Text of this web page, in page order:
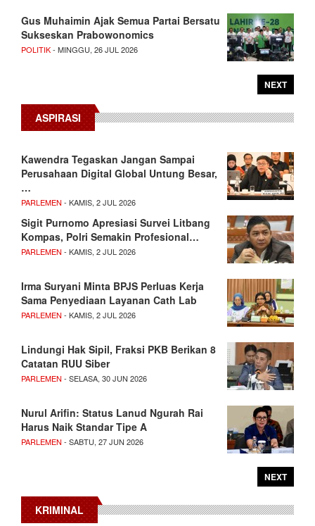
Gus Muhaimin Ajak Semua Partai Bersatu
Sukseskan Prabowonomics
POLITIK- MINGGU, 26 JUL 2026
NEXT
ASPIRASI
Kawendra Tegaskan Jangan Sampai
Perusahaan Digital Global Untung Besar,
…
PARLEMEN - KAMIS, 2 JUL 2026
Sigit Purnomo Apresiasi Survei Litbang
Kompas, Polri Semakin Profesional…
PARLEMEN - KAMIS, 2 JUL 2026
Irma Suryani Minta BPJS Perluas Kerja
Sama Penyediaan Layanan Cath Lab
PARLEMEN - KAMIS, 2 JUL 2026
Lindungi Hak Sipil, Fraksi PKB Berikan 8
Catatan RUU Siber
PARLEMEN - SELASA, 30 JUN 2026
Nurul Arifin: Status Lanud Ngurah Rai
Harus Naik Standar Tipe A
PARLEMEN - SABTU, 27 JUN 2026
NEXT
KRIMINAL